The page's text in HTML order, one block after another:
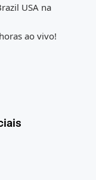
USA na
ao vivo!